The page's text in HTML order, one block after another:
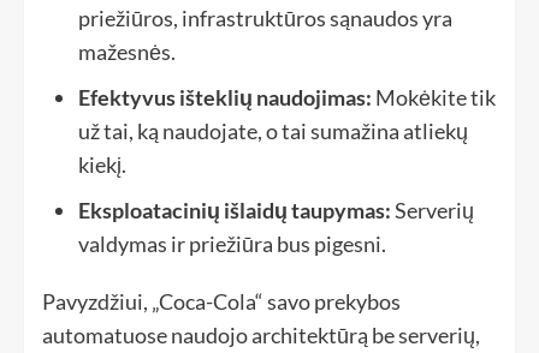
priežiūros, infrastruktūros sąnaudos yra
mažesnės.
Efektyvus išteklių naudojimas: Mokėkite tik
už tai, ką naudojate, o tai sumažina atliekų
kiekį.
Eksploatacinių išlaidų taupymas:Serverių
valdymas ir priežiūra bus pigesni.
Pavyzdžiui, „Coca-Cola“ savo prekybos
automatuose naudojo architektūrą be serverių,